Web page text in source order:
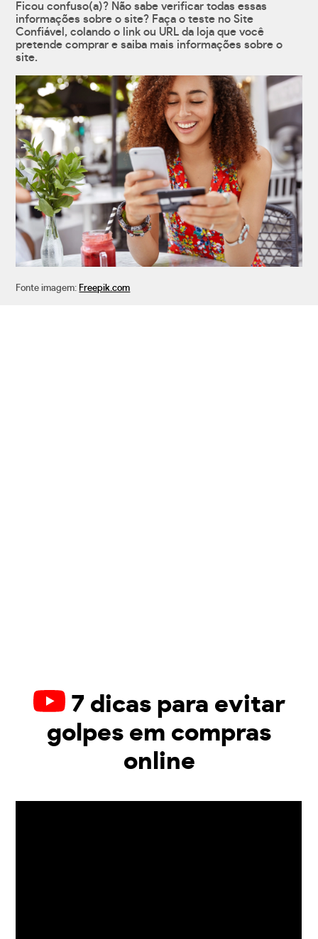
Ficou confuso(a)? Não sabe verificar todas essas
informações sobre o site? Faça o teste no Site
Confiável, colando o link ou URL da loja que você
pretende comprar e saiba mais informações sobre o
site.
Fonte imagem: Freepik.com
7 dicas para evitar
golpes em compras
online